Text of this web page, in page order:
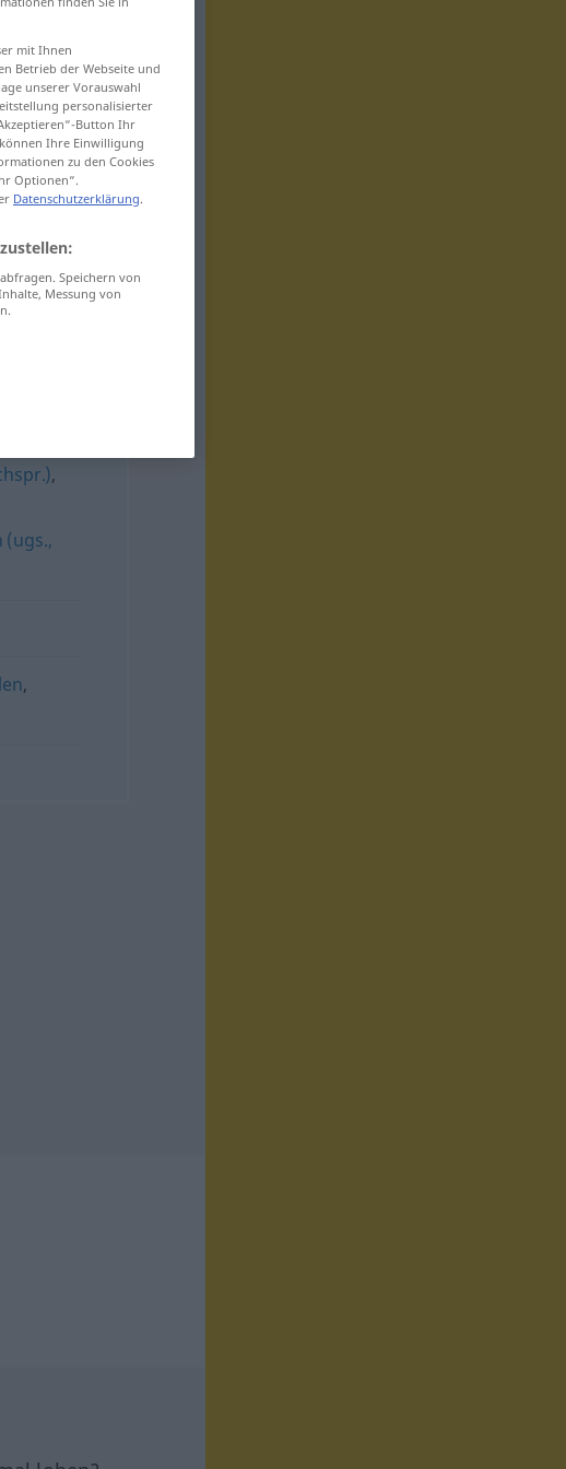
,
(ugs.,
,
mit Ihnen
Betrieb der Webseite und
unserer Vorauswahl
personalisierter
Button Ihr
Ihre Einwilligung
zu den Cookies
Optionen“.
Datenschutzerklärung.
Speichern von
Messung von